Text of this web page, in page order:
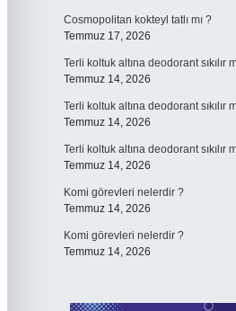
Cosmopolitan kokteyl tatlı mı ?
Temmuz 17, 2026
Terli koltuk altına deodorant sıkılır
Temmuz 14, 2026
Terli koltuk altına deodorant sıkılır
Temmuz 14, 2026
Terli koltuk altına deodorant sıkılır
Temmuz 14, 2026
Komi görevleri nelerdir ?
Temmuz 14, 2026
Komi görevleri nelerdir ?
Temmuz 14, 2026